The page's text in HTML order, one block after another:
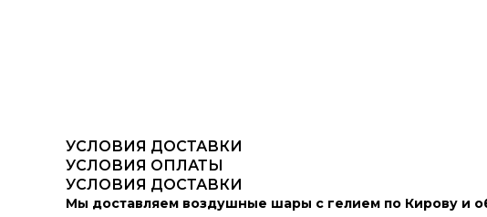
УСЛОВИЯ ДОСТАВКИ
УСЛОВИЯ ОПЛАТЫ
УСЛОВИЯ ДОСТАВКИ
Мы доставляем воздушные шары с гелием по Кирову и